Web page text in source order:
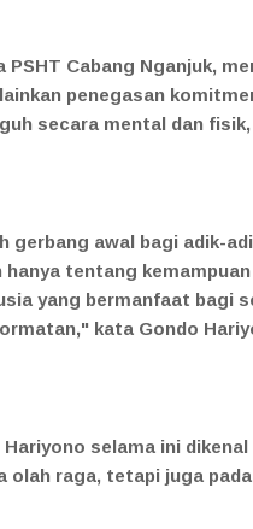
PSHT Cabang Nganjuk,
penegasan
secara mental dan
gerbang awal bagi adik-
hanya tentang
yang bermanfaat bagi
kata Gondo
Hariyono selama ini
olah raga, tetapi juga